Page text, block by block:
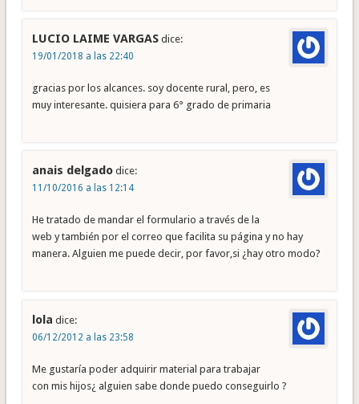
LUCIO LAIME VARGAS dice:
19/01/2018 a las 22:40
gracias por los alcances. soy docente rural, pero, es
muy interesante. quisiera para 6° grado de primaria
anais delgado dice:
11/10/2016 a las 12:14
He tratado de mandar el formulario a través de la
web y también por el correo que facilita su página y no hay
manera. Alguien me puede decir, por favor,si ¿hay otro modo?
lola dice:
06/12/2012 a las 23:58
Me gustaría poder adquirir material para trabajar
con mis hijos¿ alguien sabe donde puedo conseguirlo ?